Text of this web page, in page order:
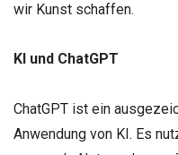
wir Kunst schaffen.
KI und ChatGPT
ChatGPT ist ein
Anwendung von KI. Es